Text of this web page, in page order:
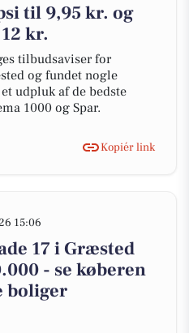
til 9,95 kr. og
kr.
tilbudsaviser for
og fundet nogle
udpluk af de bedste
1000 og Spar.
Kopiér link
15:06
17 i Græsted
- se køberen
boliger